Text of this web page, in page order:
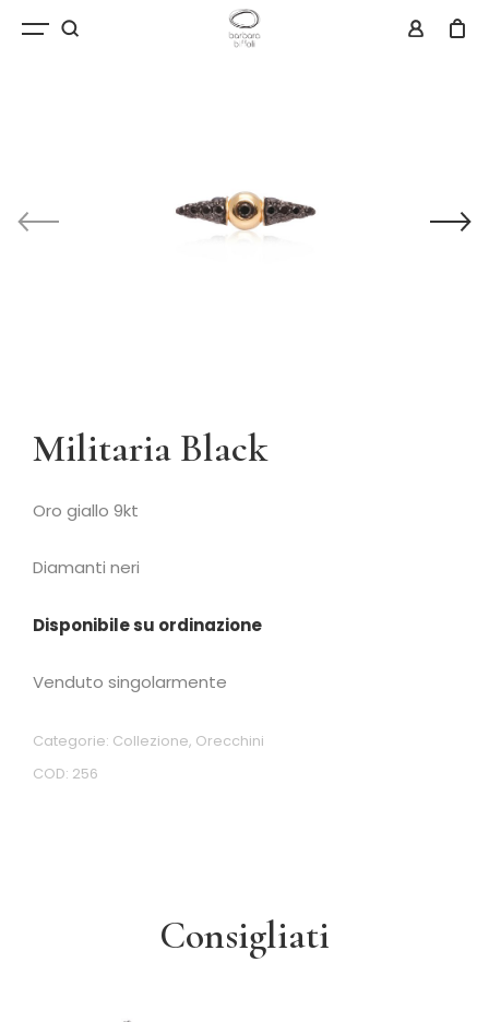
Militaria Black
Oro giallo 9kt
Diamanti neri
Disponibile su ordinazione
Venduto singolarmente
COD: 256
Categorie: Collezione, Orecchini
Consigliati